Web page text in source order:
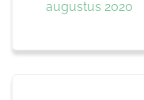
augustus 2020